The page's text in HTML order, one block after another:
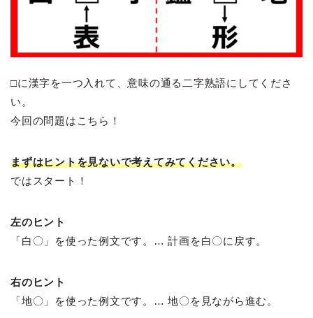
□に漢字を一つ入れて、意味の通る二字熟語にしてくださ
い。
今回の問題はこちら！
まずはヒントを見ないで考えてみてください。
ではスタート！
左のヒント
「白〇」を使った例文です。… 計画を白〇に戻す。
右のヒント
「地〇」を使った例文です。… 地〇を見ながら進む。